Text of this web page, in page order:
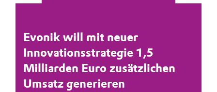
Battery
Building, Construction & Infrastructure
Catalysts
Vorstand
Aufsichtsrat
NACHHALTIGKEIT
MEDIEN
EVENTS
DOCUMENTS
Evonik will mit neuer
Innovationsstrategie 1,5
Milliarden Euro zusätzlichen
Umsatz generieren